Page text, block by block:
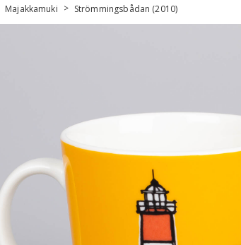
Majakkamuki > Strömmingsbådan (2010)